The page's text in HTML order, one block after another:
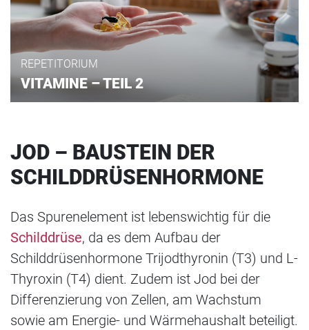
REPETITORIUM
VITAMINE – TEIL 2
JOD – BAUSTEIN DER
SCHILDDRÜSENHORMONE
Das Spurenelement ist lebenswichtig für die
Schilddrüse, da es dem Aufbau der
Schilddrüsenhormone Trijodthyronin (T3) und L-
Thyroxin (T4) dient. Zudem ist Jod bei der
Differenzierung von Zellen, am Wachstum
sowie am Energie- und Wärmehaushalt beteiligt.